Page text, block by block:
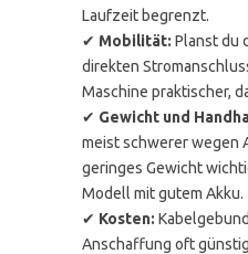
Laufzeit begrenzt.
✔ Mobilität: Planst du
direkten
Maschine praktischer,
✔ Gewicht und
meist schwerer wegen
geringes Gewicht
Modell mit gutem Akku.
✔ Kosten:
Anschaffung oft